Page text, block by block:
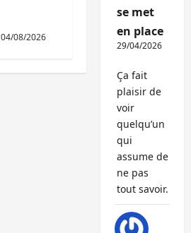
04/08/2026
se met
en place
29/04/2026
Ça fait
plaisir de
voir
quelqu’un
qui
assume de
ne pas
tout savoir.